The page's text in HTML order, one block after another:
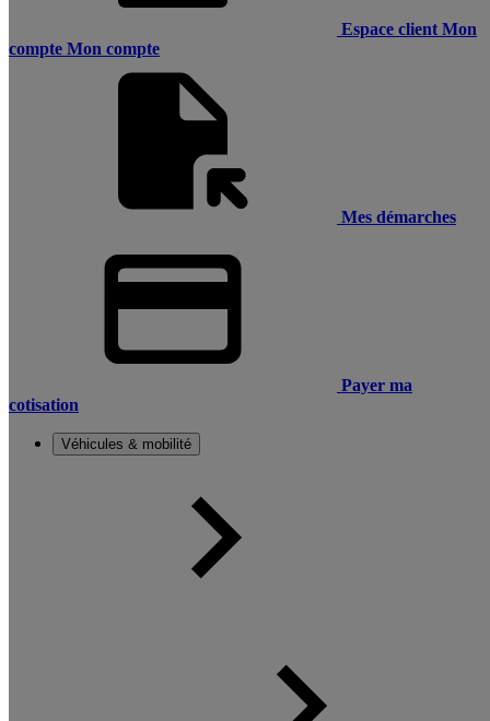
Espace client Mon
compte Mon compte
Mes démarches
Payer ma
cotisation
Véhicules & mobilité